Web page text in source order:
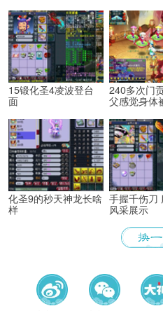
15锻化圣4凌波登台
面
240多次门
父感觉身体
化圣9的秒天神龙长啥
样
手握千伤刀
风采展示